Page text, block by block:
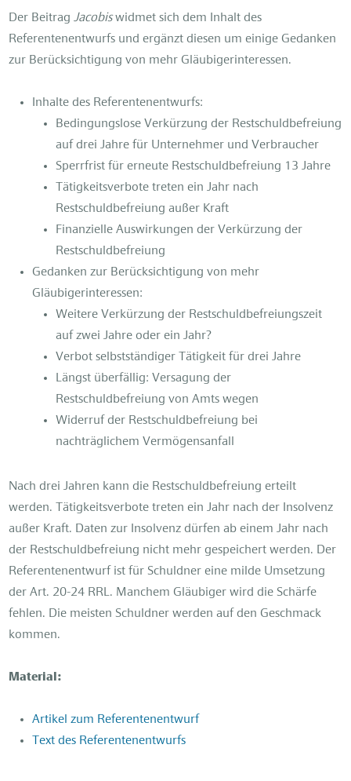
Der BeitragJacobiswidmet sich dem Inhalt des
Referentenentwurfs und ergänzt diesen um einige Gedanken
zur Berücksichtigung von mehr Gläubigerinteressen.
Inhalte des Referentenentwurfs:
Bedingungslose Verkürzung der Restschuldbefreiung
auf drei Jahre für Unternehmer und Verbraucher
Sperrfrist für erneute Restschuldbefreiung 13 Jahre
Tätigkeitsverbote treten ein Jahr nach
Restschuldbefreiung außer Kraft
Finanzielle Auswirkungen der Verkürzung der
Restschuldbefreiung
Gedanken zur Berücksichtigung von mehr
Gläubigerinteressen:
Weitere Verkürzung der Restschuldbefreiungszeit
auf zwei Jahre oder ein Jahr?
Verbot selbstständiger Tätigkeit für drei Jahre
Längst überfällig: Versagung der
Restschuldbefreiung von Amts wegen
Widerruf der Restschuldbefreiung bei
nachträglichem Vermögensanfall
Nach drei Jahren kann die Restschuldbefreiung erteilt
werden. Tätigkeitsverbote treten ein Jahr nach der Insolvenz
außer Kraft. Daten zur Insolvenz dürfen ab einem Jahr nach
der Restschuldbefreiung nicht mehr gespeichert werden. Der
Referentenentwurf ist für Schuldner eine milde Umsetzung
der Art. 20-24 RRL. Manchem Gläubiger wird die Schärfe
fehlen. Die meisten Schuldner werden auf den Geschmack
kommen.
Material:
Artikel zum Referentenentwurf
Text des Referentenentwurfs